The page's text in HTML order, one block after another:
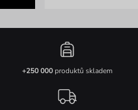
+250 000produktů skladem